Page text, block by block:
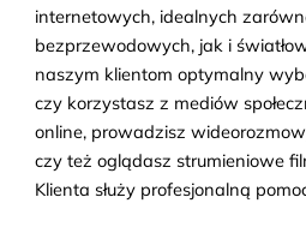
internetowych, idealnych
bezprzewodowych, jak i
naszym klientom optymalny
czy korzystasz z mediów
online, prowadzisz
czy też oglądasz strumieniowe
Klienta służy profesjonalną